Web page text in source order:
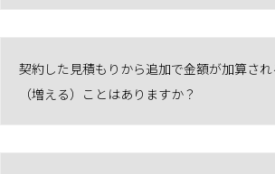
契約した見積もりから追加で金額が加算され
（増える）ことはありますか？